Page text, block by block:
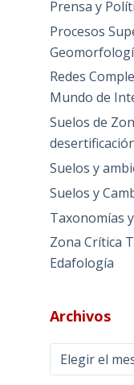
Prensa y
Procesos
Redes
Mundo de
Suelos de
Suelos y
Suelos y
Taxonomías
Zona Crítica
Edafología
Archivos
Archivos